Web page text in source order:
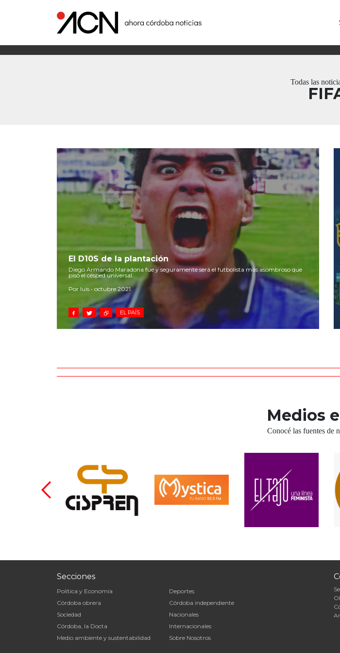
Todas las
El D10S de la plantación
Diego Armando Maradona fue y seguramente será el futbolista más asombroso que
pisó el césped universal.
Por luis • octubre 2021
EL PAÍS
Medios
Conocé las fuentes de
Secciones
Política y Economía
Córdoba obrera
Sociedad
Córdoba, la Docta
Medio ambiente y sustentabilidad
Deportes
Córdoba independiente
Nacionales
Internacionales
Sobre Nosotros